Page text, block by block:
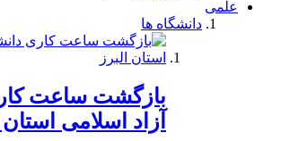
علمی
دانشگاه ها
بازگشت ساعت
آزاد اسلامی استان